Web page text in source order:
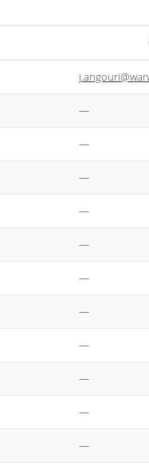
—
—
—
—
—
—
—
—
—
—
—